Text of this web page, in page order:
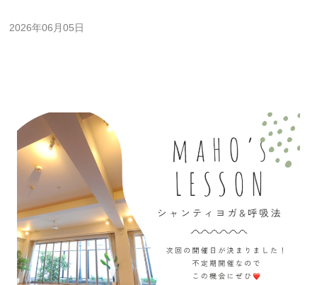
2026年06月05日